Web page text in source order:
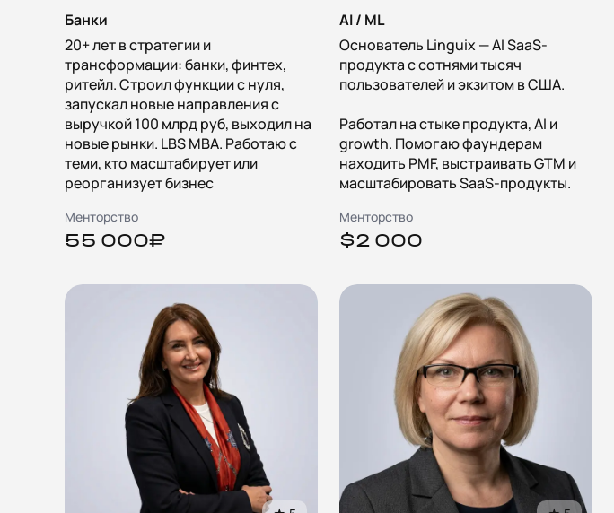
Банки
20+ лет в стратегии и
трансформации: банки, финтех,
ритейл. Строил функции с нуля,
запускал новые направления с
выручкой 100 млрд руб, выходил на
новые рынки. LBS MBA. Работаю с
теми, кто масштабирует или
реорганизует бизнес
Менторство
55 000₽
AI / ML
Основатель Linguix — AI SaaS-
продукта с сотнями тысяч
пользователей и экзитом в США.
Работал на стыке продукта, AI и
growth. Помогаю фаундерам
находить PMF, выстраивать GTM и
масштабировать SaaS-продукты.
Менторство
$2 000